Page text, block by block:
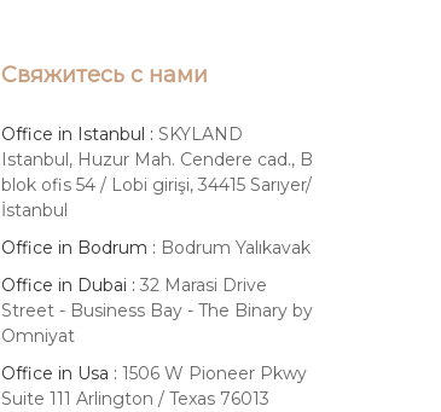
Свяжитесь с нами
Office in Istanbul : SKYLAND
Istanbul, Huzur Mah. Cendere cad., B
blok ofis 54 / Lobi girişi, 34415 Sarıyer/
İstanbul
Office in Bodrum : Bodrum Yalıkavak
Office in Dubai : 32 Marasi Drive
Street - Business Bay - The Binary by
Omniyat
Office in Usa : 1506 W Pioneer Pkwy
Suite 111 Arlington / Texas 76013